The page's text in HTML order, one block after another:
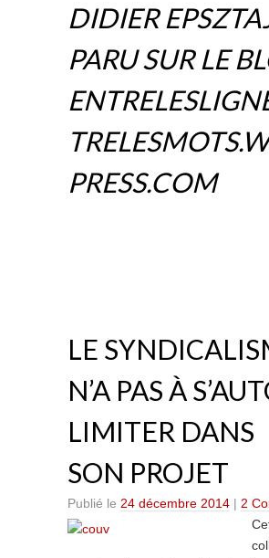
DIDIER
PARU SUR LE
PRESS.COM
LE
N’A PAS À
LIMITER DANS
SON PROJET
Publié le 24 décembre 2014 | 2